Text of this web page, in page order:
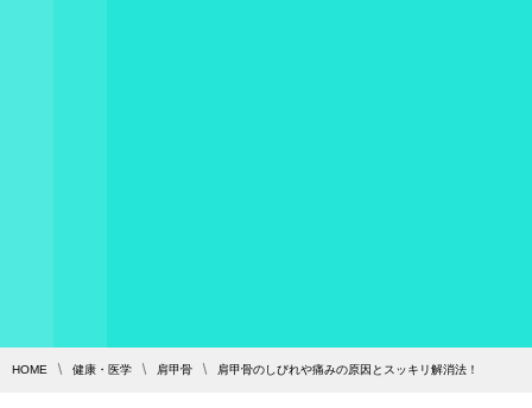
HOME 健康・医学 肩甲骨 肩甲骨のしびれや痛みの原因とスッキリ解消法！